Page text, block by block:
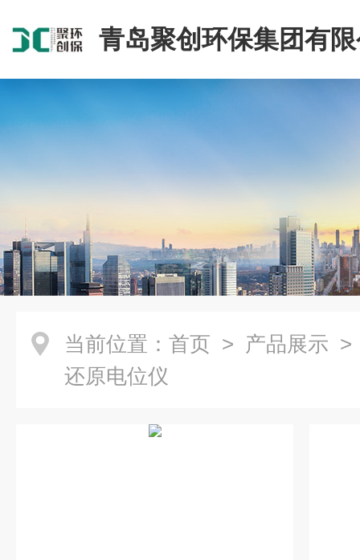
青岛聚创环保集团有
当前位置： 首页 > 产品展示
还原电位仪